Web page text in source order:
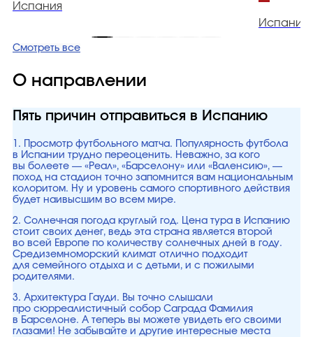
Испания
Испания
Смотреть все
О направлении
Пять причин отправиться в Испанию
1. Просмотр футбольного матча. Популярность футбола
в Испании трудно переоценить. Неважно, за кого
вы болеете — «Реал», «Барселону» или «Валенсию», —
поход на стадион точно запомнится вам национальным
колоритом. Ну и уровень самого спортивного действия
будет наивысшим во всем мире.
2. Солнечная погода круглый год. Цена тура в Испанию
стоит своих денег, ведь эта страна является второй
во всей Европе по количеству солнечных дней в году.
Средиземноморский климат отлично подходит
для семейного отдыха и с детьми, и с пожилыми
родителями.
3. Архитектура Гауди. Вы точно слышали
про сюрреалистичный собор Саграда Фамилия
в Барселоне. А теперь вы можете увидеть его своими
глазами! Не забывайте и другие интересные места